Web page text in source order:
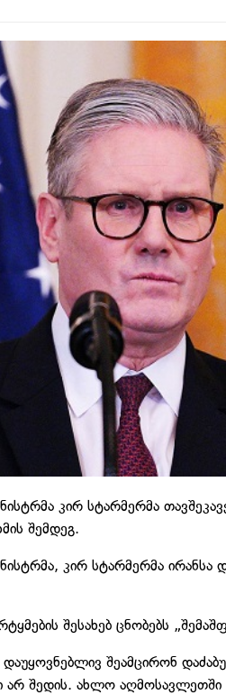
კირ სტარმერმა
შემდეგ.
კირ სტარმერმა
შესახებ ცნობებს
შეამცირონ
არ შედის. ახლო